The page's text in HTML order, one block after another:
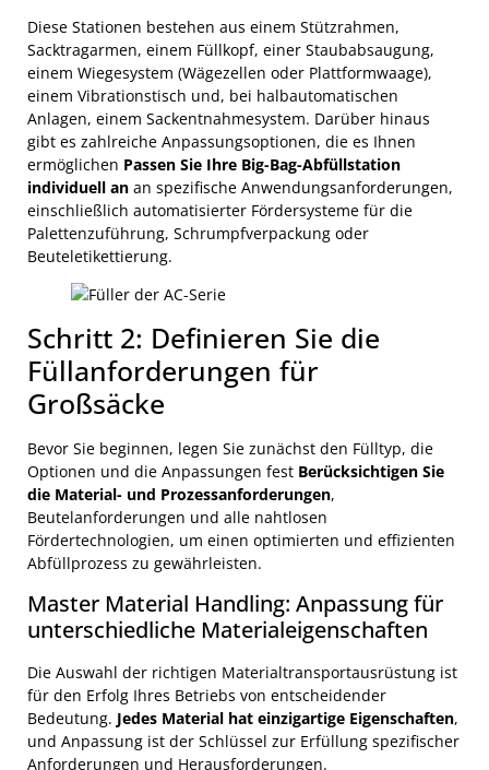
Diese Stationen bestehen aus einem Stützrahmen,
Sacktragarmen, einem Füllkopf, einer Staubabsaugung,
einem Wiegesystem (Wägezellen oder Plattformwaage),
einem Vibrationstisch und, bei halbautomatischen
Anlagen, einem Sackentnahmesystem. Darüber hinaus
gibt es zahlreiche Anpassungsoptionen, die es Ihnen
ermöglichen Passen Sie Ihre Big-Bag-Abfüllstation
individuell an an spezifische Anwendungsanforderungen,
einschließlich automatisierter Fördersysteme für die
Palettenzuführung, Schrumpfverpackung oder
Beuteletikettierung.
Schritt 2: Definieren Sie die
Füllanforderungen für
Großsäcke
Bevor Sie beginnen, legen Sie zunächst den Fülltyp, die
Optionen und die Anpassungen fest Berücksichtigen Sie
die Material- und Prozessanforderungen,
Beutelanforderungen und alle nahtlosen
Fördertechnologien, um einen optimierten und effizienten
Abfüllprozess zu gewährleisten.
Master Material Handling: Anpassung für
unterschiedliche Materialeigenschaften
Die Auswahl der richtigen Materialtransportausrüstung ist
für den Erfolg Ihres Betriebs von entscheidender
Bedeutung. Jedes Material hat einzigartige Eigenschaften,
und Anpassung ist der Schlüssel zur Erfüllung spezifischer
Anforderungen und Herausforderungen.